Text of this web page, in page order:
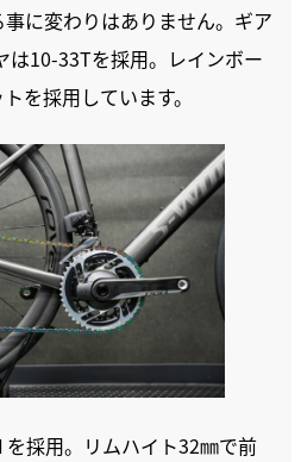
に変わりはありません。ギア
は10-33Tを採用。レインボー
を採用しています。
採用。リムハイト32㎜で前